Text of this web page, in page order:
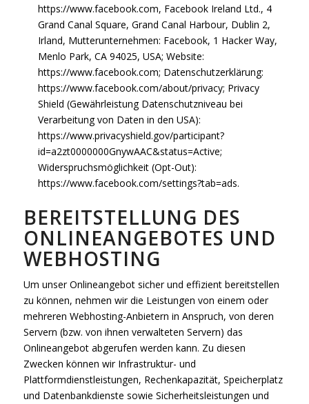
https://www.facebook.com, Facebook Ireland Ltd., 4
Grand Canal Square, Grand Canal Harbour, Dublin 2,
Irland, Mutterunternehmen: Facebook, 1 Hacker Way,
Menlo Park, CA 94025, USA; Website:
https://www.facebook.com; Datenschutzerklärung:
https://www.facebook.com/about/privacy; Privacy
Shield (Gewährleistung Datenschutzniveau bei
Verarbeitung von Daten in den USA):
https://www.privacyshield.gov/participant?
id=a2zt0000000GnywAAC&status=Active;
Widerspruchsmöglichkeit (Opt-Out):
https://www.facebook.com/settings?tab=ads.
BEREITSTELLUNG DES
ONLINEANGEBOTES UND
WEBHOSTING
Um unser Onlineangebot sicher und effizient bereitstellen
zu können, nehmen wir die Leistungen von einem oder
mehreren Webhosting-Anbietern in Anspruch, von deren
Servern (bzw. von ihnen verwalteten Servern) das
Onlineangebot abgerufen werden kann. Zu diesen
Zwecken können wir Infrastruktur- und
Plattformdienstleistungen, Rechenkapazität, Speicherplatz
und Datenbankdienste sowie Sicherheitsleistungen und